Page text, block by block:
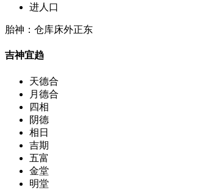
进人口
胎神：仓库床外正东
吉神宜趋
天德合
月德合
四相
阴德
相日
吉期
五富
金堂
明堂